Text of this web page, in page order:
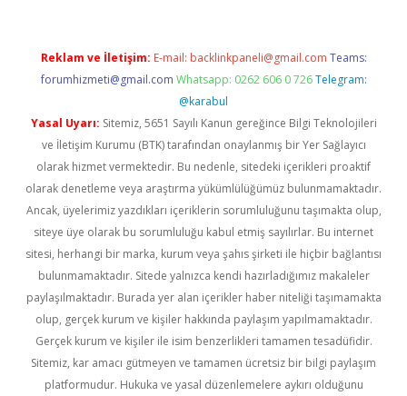
Reklam ve İletişim: E-mail: backlinkpaneli@gmail.com Teams:
forumhizmeti@gmail.com Whatsapp: 0262 606 0 726 Telegram:
@karabul
Yasal Uyarı: Sitemiz, 5651 Sayılı Kanun gereğince Bilgi Teknolojileri
ve İletişim Kurumu (BTK) tarafından onaylanmış bir Yer Sağlayıcı
olarak hizmet vermektedir. Bu nedenle, sitedeki içerikleri proaktif
olarak denetleme veya araştırma yükümlülüğümüz bulunmamaktadır.
Ancak, üyelerimiz yazdıkları içeriklerin sorumluluğunu taşımakta olup,
siteye üye olarak bu sorumluluğu kabul etmiş sayılırlar. Bu internet
sitesi, herhangi bir marka, kurum veya şahıs şirketi ile hiçbir bağlantısı
bulunmamaktadır. Sitede yalnızca kendi hazırladığımız makaleler
paylaşılmaktadır. Burada yer alan içerikler haber niteliği taşımamakta
olup, gerçek kurum ve kişiler hakkında paylaşım yapılmamaktadır.
Gerçek kurum ve kişiler ile isim benzerlikleri tamamen tesadüfidir.
Sitemiz, kar amacı gütmeyen ve tamamen ücretsiz bir bilgi paylaşım
platformudur. Hukuka ve yasal düzenlemelere aykırı olduğunu